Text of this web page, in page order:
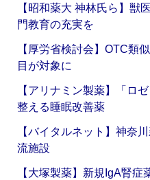
【昭和薬大 神林氏ら】獣
門教育の充実を
【厚労省検討会】OTC類
目が対象に
【アリナミン製薬】「ロ
整える睡眠改善薬
【バイタルネット】神奈
流施設
【大塚製薬】新規IgA腎症